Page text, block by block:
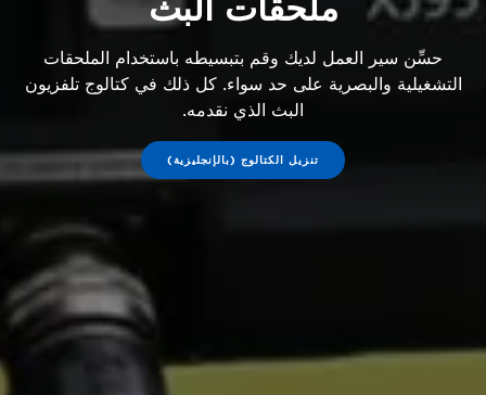
حسِّن سير العمل لديك وقم بتبسيطه باستخدام الملحقات
التشغيلية والبصرية على حد سواء. كل ذلك في كتالوج تلفزيون
البث الذي نقدمه.
تنزيل الكتالوج (بالإنجليزية)